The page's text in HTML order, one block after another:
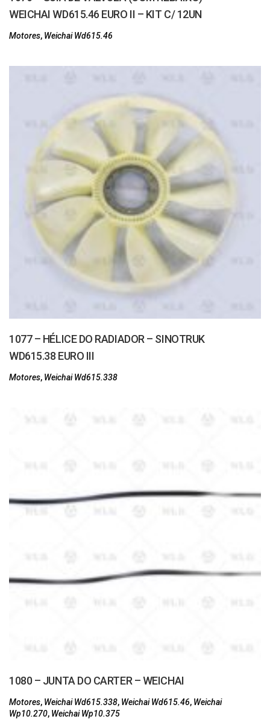
WEICHAI WD615.46 EURO II – KIT C/ 12UN
Motores, Weichai Wd615.46
1077 – HÉLICE DO RADIADOR – SINOTRUK
WD615.38 EURO III
Motores, Weichai Wd615.338
1080 – JUNTA DO CARTER – WEICHAI
Motores, Weichai Wd615.338, Weichai Wd615.46, Weichai
Wp10.270, Weichai Wp10.375